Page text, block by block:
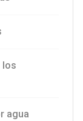
los
agua